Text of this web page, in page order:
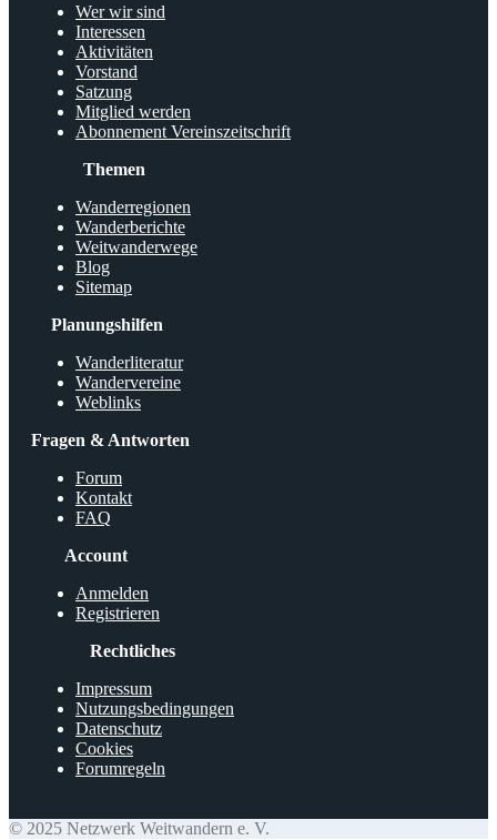
Wer wir sind
Interessen
Aktivitäten
Vorstand
Satzung
Mitglied werden
Abonnement Vereinszeitschrift
Themen
Wanderregionen
Wanderberichte
Weitwanderwege
Blog
Sitemap
Planungshilfen
Wanderliteratur
Wandervereine
Weblinks
Fragen & Antworten
Forum
Kontakt
FAQ
Account
Anmelden
Registrieren
Rechtliches
Impressum
Nutzungsbedingungen
Datenschutz
Cookies
Forumregeln
© 2025 Netzwerk Weitwandern e. V.